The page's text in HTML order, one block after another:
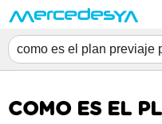
COMO ES EL